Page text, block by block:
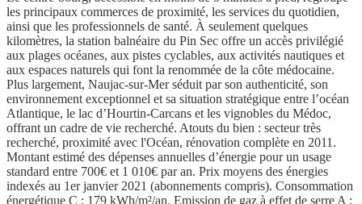
les principaux commerces de proximité, les services du quotidien,
ainsi que les professionnels de santé. À seulement quelques
kilomètres, la station balnéaire du Pin Sec offre un accès privilégié
aux plages océanes, aux pistes cyclables, aux activités nautiques et
aux espaces naturels qui font la renommée de la côte médocaine.
Plus largement, Naujac-sur-Mer séduit par son authenticité, son
environnement exceptionnel et sa situation stratégique entre l’océan
Atlantique, le lac d’Hourtin-Carcans et les vignobles du Médoc,
offrant un cadre de vie recherché. Atouts du bien : secteur très
recherché, proximité avec l'Océan, rénovation complète en 2011.
Montant estimé des dépenses annuelles d’énergie pour un usage
standard entre 700€ et 1 010€ par an. Prix moyens des énergies
indexés au 1er janvier 2021 (abonnements compris). Consommation
énergétique C : 179 kWh/m²/an. Emission de gaz à effet de serre A :